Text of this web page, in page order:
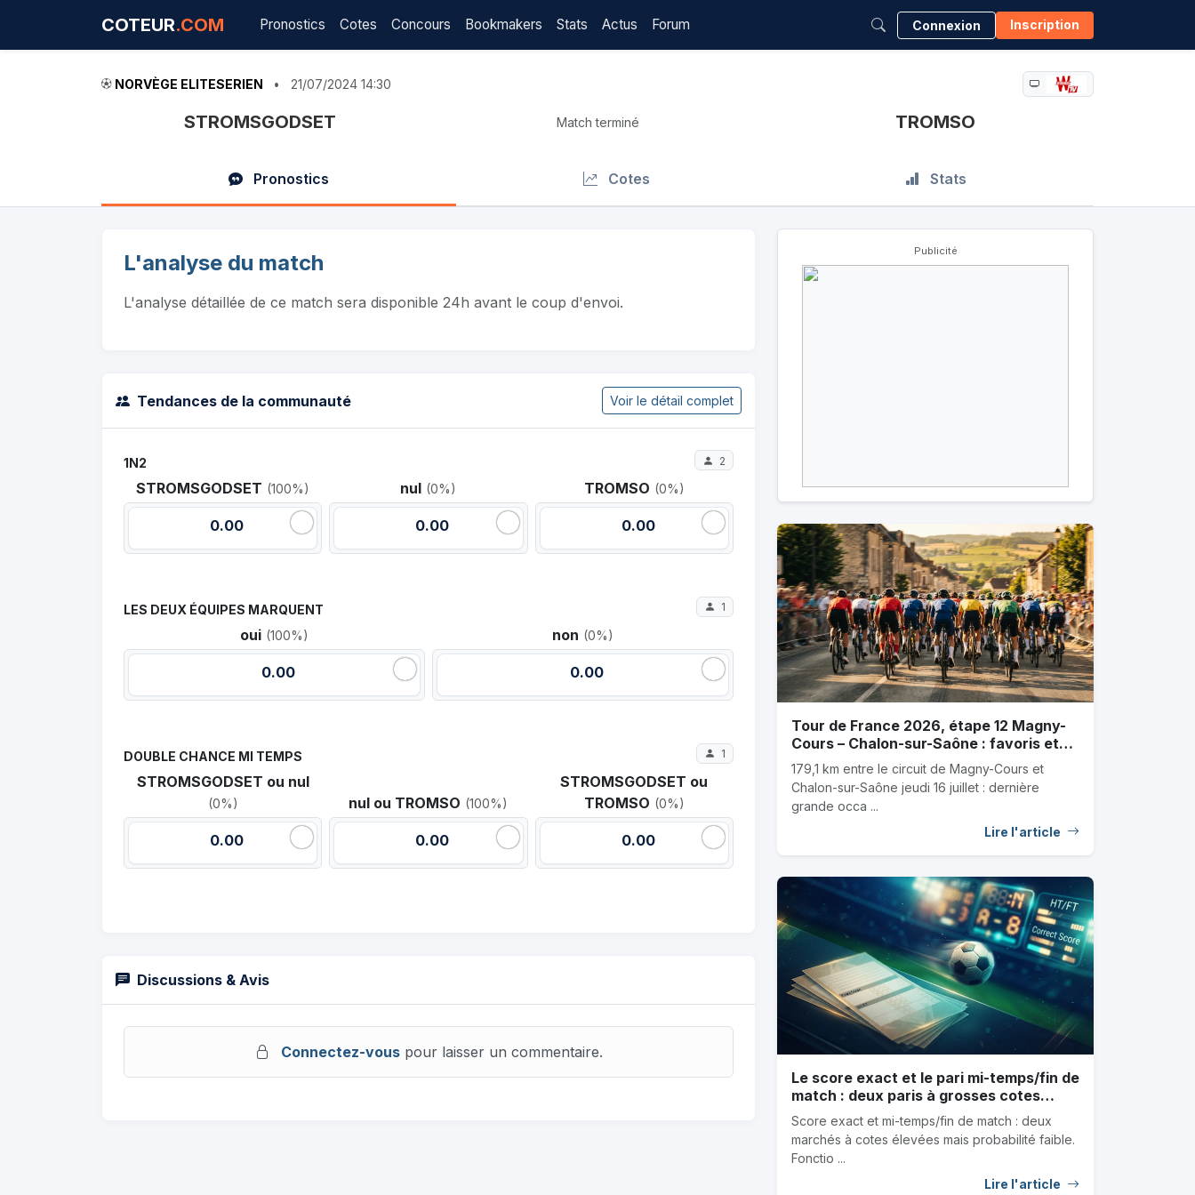
COTEUR.COM Pronostics Cotes Concours Bookmakers Stats Actus Forum Connexion Inscription
NORVÈGE ELITESERIEN • 21/07/2024 14:30
STROMSGODSET Match terminé TROMSO
Pronostics Cotes Stats
L'analyse du match
L'analyse détaillée de ce match sera disponible 24h avant le coup d'envoi.
Tendances de la communauté Voir le détail complet
1N2 2
STROMSGODSET (100%)
0.00
nul (0%)
0.00
TROMSO (0%)
0.00
LES DEUX ÉQUIPES MARQUENT 1
oui (100%)
0.00
non (0%)
0.00
DOUBLE CHANCE MI TEMPS 1
STROMSGODSET ou nul
(0%)
0.00
nul ou TROMSO (100%)
0.00
STROMSGODSET ou
TROMSO (0%)
0.00
Discussions & Avis
Connectez-vouspour laisser un commentaire.
Publicité
Tour de France 2026, étape 12 Magny-
Cours – Chalon-sur-Saône : favoris et
coureurs sous-cotés de la dernière
chance des sprinteurs
179,1 km entre le circuit de Magny-Cours et
Chalon-sur-Saône jeudi 16 juillet : dernière
grande occa ...
Lire l'article
Le score exact et le pari mi-temps/fin de
match : deux paris à grosses cotes
décryptés
Score exact et mi-temps/fin de match : deux
marchés à cotes élevées mais probabilité faible.
Fonctio ...
Lire l'article